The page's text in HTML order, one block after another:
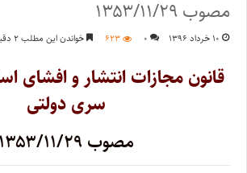
مصوب ۱۳۵۳/۱۱/۲۹‌
۱۰ خرداد ۱۳۹۶ ۰ ۶۲۳ خواندن این مطلب ۲ دقیقه زمان میبرد
قانون مجازات انتشار و افشای
سری دولتی
مصوب ۱۳۵۳/۱۱/۲۹‌